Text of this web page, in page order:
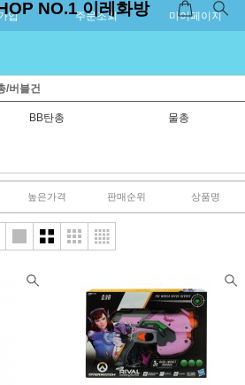
입 주문조회 마이페이지
NO.1 이레화방
/버블건
BB탄총 물총
높은가격 판매순위 상품명